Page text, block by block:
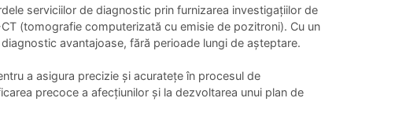
serviciilor de diagnostic prin furnizarea investigațiilor de
(tomografie computerizată cu emisie de pozitroni). Cu un
avantajoase, fără perioade lungi de așteptare.
a asigura precizie și acuratețe în procesul de
precoce a afecțiunilor și la dezvoltarea unui plan de